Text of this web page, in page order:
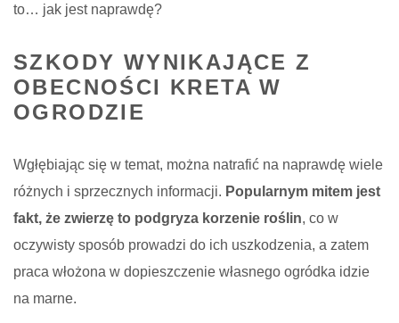
to… jak jest naprawdę?
SZKODY WYNIKAJĄCE Z
OBECNOŚCI KRETA W
OGRODZIE
Wgłębiając się w temat, można natrafić na naprawdę wiele
różnych i sprzecznych informacji. Popularnym mitem jest
fakt, że zwierzę to podgryza korzenie roślin, co w
oczywisty sposób prowadzi do ich uszkodzenia, a zatem
praca włożona w dopieszczenie własnego ogródka idzie
na marne.